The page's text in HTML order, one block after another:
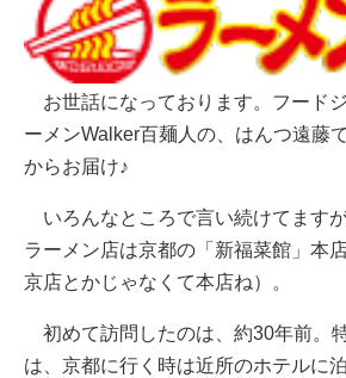
お世話になっております。フード
ーメンWalker百麺人の、はんつ遠藤
からお届け♪
いろんなところで言い続けてます
ラーメン店は京都の「新福菜館」本
京店とかじゃなくて本店ね）。
初めて訪問したのは、約30年前。
は、京都に行く時は近所のホテルに